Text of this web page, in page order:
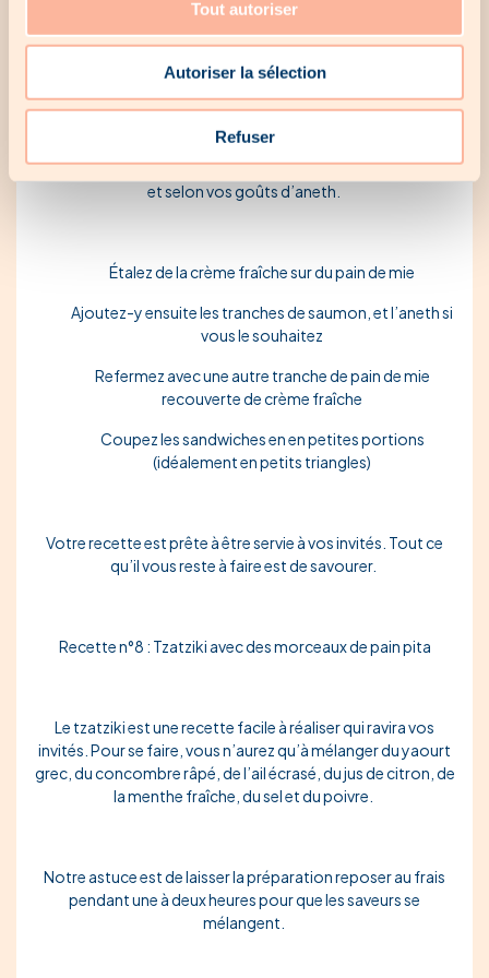
Tout autoriser
Autoriser la sélection
Refuser
Recette n°7 : Mini sandwichs au saumon fumé et à la crème
fraîche
, cette recette est idéale. Vous aurez simplement
besoin de pain de mie, de saumon fumé, de crème fraîche,
et selon vos goûts d’aneth.
Étalez de la crème fraîche sur du pain de mie
Ajoutez-y ensuite les tranches de saumon, et l’aneth si
vous le souhaitez
Refermez avec une autre tranche de pain de mie
recouverte de crème fraîche
Coupez les sandwiches en en petites portions
(idéalement en petits triangles)
Votre recette est prête à être servie à vos invités. Tout ce
qu’il vous reste à faire est de savourer.
Recette n°8 : Tzatziki avec des morceaux de pain pita
Le tzatziki est une recette facile à réaliser qui ravira vos
invités. Pour se faire, vous n’aurez qu’à mélanger duyaourt
grec, duconcombre râpé , de l’ail écrasé , dujus de citron , de
lamenthe fraîche , duselet dupoivre
Notre astuce est de laisser la préparation reposer au frais
pendant une à deux heures pour que les saveurs se
mélangent.